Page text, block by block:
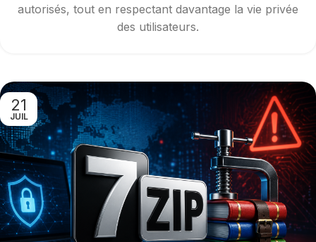
autorisés, tout en respectant davantage la vie privée
des utilisateurs.
21
JUIL